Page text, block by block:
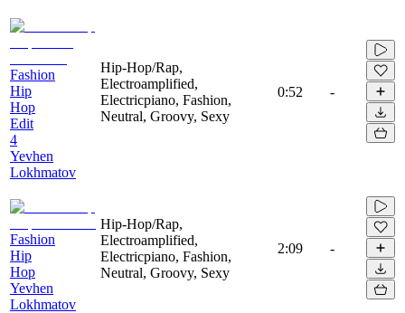
Fashion
Hip
Hop
Edit
4
Yevhen
Lokhmatov
Hip-Hop/Rap,
Electroamplified,
Electricpiano, Fashion,
Neutral, Groovy, Sexy
0:52 -
Fashion
Hip
Hop
Yevhen
Lokhmatov
Hip-Hop/Rap,
Electroamplified,
Electricpiano, Fashion,
Neutral, Groovy, Sexy
2:09 -